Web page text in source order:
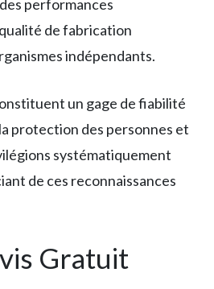
performances
de fabrication
indépendants.
un gage de fiabilité
protection des personnes et
systématiquement
de ces reconnaissances
Gratuit